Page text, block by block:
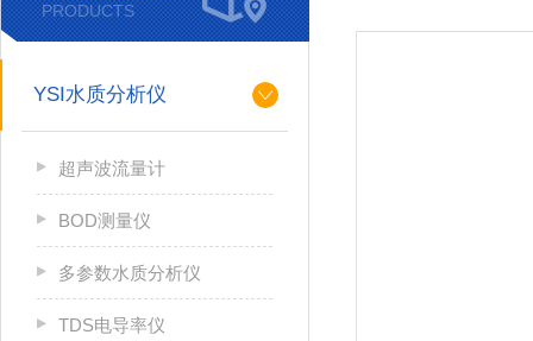
PRODUCTS
YSI水质分析仪
超声波流量计
BOD测量仪
多参数水质分析仪
TDS电导率仪